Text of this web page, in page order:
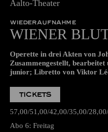
08.01.2027
19:30 - 22:30
Aalto-Theater
WIEDERAUFNAHME
WIENER
Zusammengestellt,
junior; Libretto von Viktor
TICKETS